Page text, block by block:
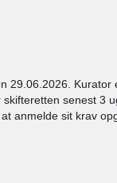
29.06.2026. Kurator
senest 3
anmelde sit krav